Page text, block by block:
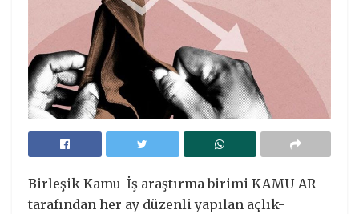
Birleşik Kamu-İş araştırma birimi KAMU-AR
tarafından her ay düzenli yapılan açlık-